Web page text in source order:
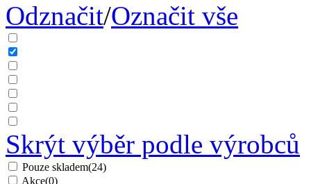
kompenzační